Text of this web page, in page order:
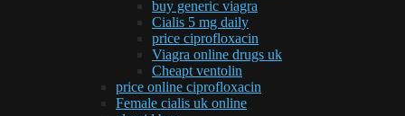
buy generic viagra
Cialis 5 mg daily
price ciprofloxacin
Viagra online drugs uk
Cheapt ventolin
price online ciprofloxacin
Female cialis uk online